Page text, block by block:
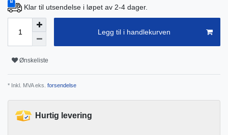
Klar til utsendelse i løpet av 2-4 dager.
Legg til i handlekurven
Ønskeliste
* Inkl. MVA eks. forsendelse
Hurtig levering